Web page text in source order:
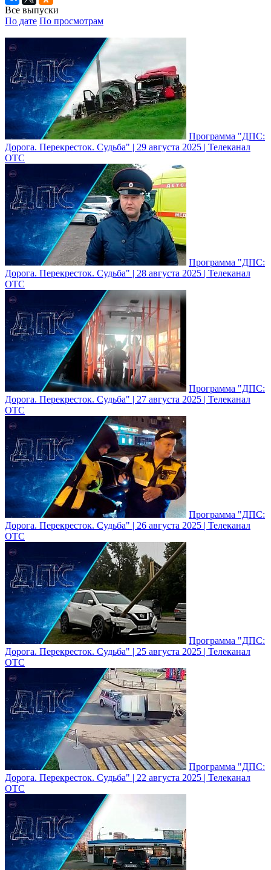
Все выпуски
По дате По просмотрам
Программа "ДПС:
Дорога. Перекресток. Судьба" | 29 августа 2025 | Телеканал
ОТС
Программа "ДПС:
Дорога. Перекресток. Судьба" | 28 августа 2025 | Телеканал
ОТС
Программа "ДПС:
Дорога. Перекресток. Судьба" | 27 августа 2025 | Телеканал
ОТС
Программа "ДПС:
Дорога. Перекресток. Судьба" | 26 августа 2025 | Телеканал
ОТС
Программа "ДПС:
Дорога. Перекресток. Судьба" | 25 августа 2025 | Телеканал
ОТС
Программа "ДПС:
Дорога. Перекресток. Судьба" | 22 августа 2025 | Телеканал
ОТС